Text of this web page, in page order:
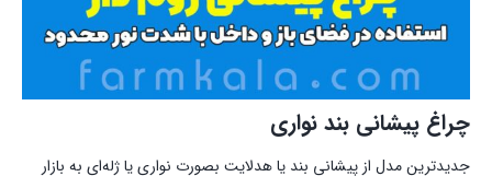
چراغ پیشانی بند نواری
جدیدترین مدل‌ از پیشانی بند یا هدلایت بصورت نواری یا ژله‌ای به بازار